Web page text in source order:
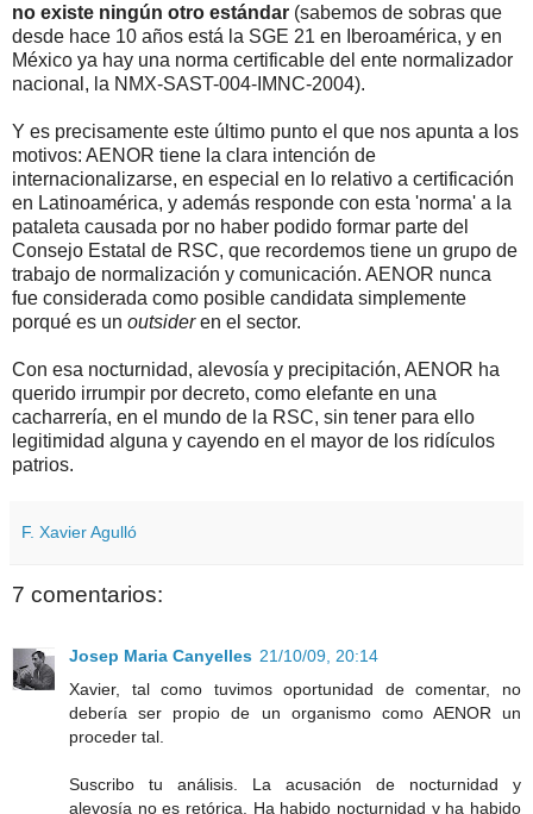
no existe ningún otro estándar (sabemos de sobras que
desde hace 10 años está la SGE 21 en Iberoamérica, y en
México ya hay una norma certificable del ente normalizador
nacional, la NMX-SAST-004-IMNC-2004).
Y es precisamente este último punto el que nos apunta a los
motivos: AENOR tiene la clara intención de
internacionalizarse, en especial en lo relativo a certificación
en Latinoamérica, y además responde con esta 'norma' a la
pataleta causada por no haber podido formar parte del
Consejo Estatal de RSC, que recordemos tiene un grupo de
trabajo de normalización y comunicación. AENOR nunca
fue considerada como posible candidata simplemente
porqué es un outsideren el sector.
Con esa nocturnidad, alevosía y precipitación, AENOR ha
querido irrumpir por decreto, como elefante en una
cacharrería, en el mundo de la RSC, sin tener para ello
legitimidad alguna y cayendo en el mayor de los ridículos
patrios.
F. Xavier Agulló
7 comentarios:
Josep Maria Canyelles 21/10/09, 20:14
Xavier, tal como tuvimos oportunidad de comentar, no
debería ser propio de un organismo como AENOR un
proceder tal.
Suscribo tu análisis. La acusación de nocturnidad y
alevosía no es retórica. Ha habido nocturnidad y ha habido